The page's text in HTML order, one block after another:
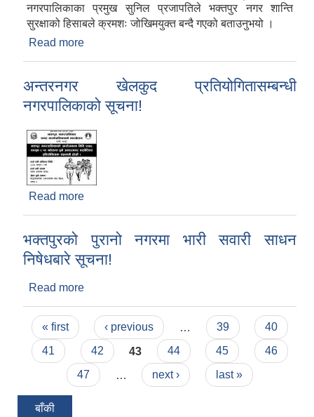
नगरपालिकाका प्रमुख सुनिल प्रजापतिले भक्तपुर नगर शान्ति
सुरक्षाको हिसाबले क्रमशः जोखिमयुक्त बन्दै गएको बताउनुभयो ।
Read more
अन्तरनगर खेलकुद प्रतियोगितासम्बन्धी
नगरपालिकाको सूचना!
Read more
भक्तपुरको पुरानो नगरमा भारी सवारी साधन
निषेधबारे सूचना!
Read more
Pages
« first ‹ previous 39
40
41
42 43 44 45
46
47
next › last »
बाँकी